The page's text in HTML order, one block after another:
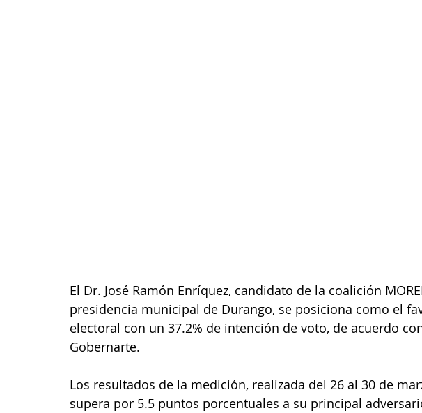
El Dr. José Ramón Enríquez, candidato de la coalición
presidencia municipal de Durango, se posiciona como el
electoral con un 37.2% de intención de voto, de acuerdo
Gobernarte.
Los resultados de la medición, realizada del 26 al 30 de
supera por 5.5 puntos porcentuales a su principal